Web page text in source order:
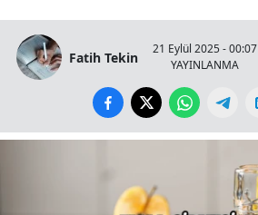
Fatih Tekin
21 Eylül 2025 - 00:07
YAYINLANMA